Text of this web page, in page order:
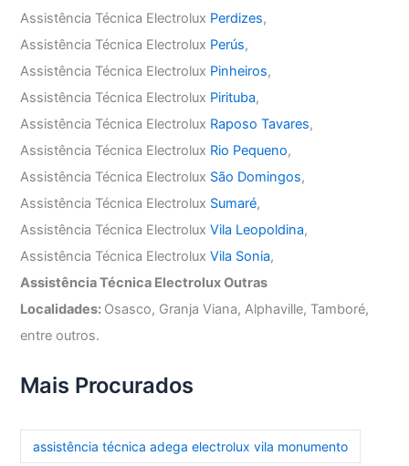
Assistência Técnica Electrolux Perdizes,
Assistência Técnica Electrolux Perús,
Assistência Técnica Electrolux Pinheiros,
Assistência Técnica Electrolux Pirituba,
Assistência Técnica Electrolux Raposo Tavares,
Assistência Técnica Electrolux Rio Pequeno,
Assistência Técnica Electrolux São Domingos,
Assistência Técnica Electrolux Sumaré,
Assistência Técnica ElectroluxVila Leopoldina,
Assistência Técnica ElectroluxVila Sonia,
Assistência Técnica Electrolux Outras
Localidades: Osasco, Granja Viana, Alphaville, Tamboré,
entre outros.
Mais Procurados
assistência técnica adega electrolux vila monumento